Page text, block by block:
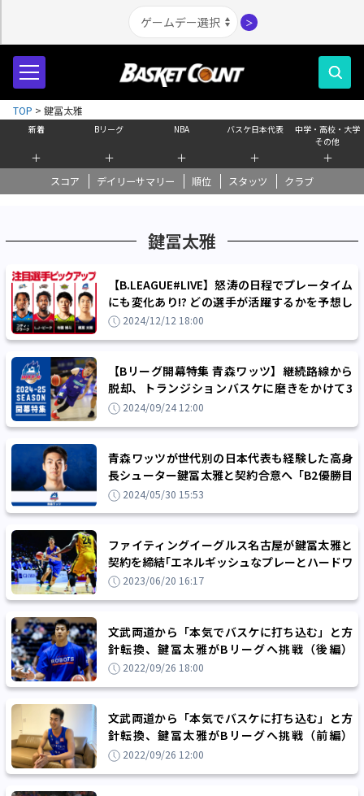
＞
新着
＋
Bリーグ
＋
NBA
＋
バスケ日本代表
＋
中学・高校・大学
その他
＋
スコア デイリーサマリー 順位 スタッツ クラブ
TOP > 鍵冨太雅
鍵冨太雅
【B.LEAGUE#LIVE】怒涛の日程でプレータイム
にも変化あり!? どの選手が活躍するかを予想し
てBリーグの試合をもっと楽しもう！
2024/12/12 18:00
【Bリーグ開幕特集 青森ワッツ】継続路線から
脱却、トランジションバスケに磨きをかけて3
年連続のプレーオフ進出を目指す！
2024/09/24 12:00
青森ワッツが世代別の日本代表も経験した高身
長シューター鍵冨太雅と契約合意へ「B2優勝目
指して頑張ります！」
2024/05/30 15:53
ファイティングイーグルス名古屋が鍵冨太雅と
契約を締結｢エネルギッシュなプレーとハードワ
ークでチームの勝利に貢献します｣
2023/06/20 16:17
文武両道から「本気でバスケに打ち込む」と方
針転換、鍵冨太雅がBリーグへ挑戦（後編）
「自分のムーブメントすべてを100％で」
2022/09/26 18:00
文武両道から「本気でバスケに打ち込む」と方
針転換、鍵冨太雅がBリーグへ挑戦（前編）
「もっとバスケをしたい」
2022/09/26 12:00